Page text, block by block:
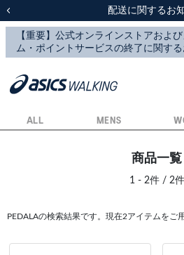
スクスク（SUKU2）価格
配送に関するお
スクスク（SUKU2）価格
配送に関するお
ALL MENS
商品一覧
1 - 2件 / 2件
PEDALAの検索結果です。現在2アイテムをご